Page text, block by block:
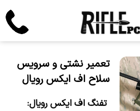
تعمیر نشتی و سرویس
سلاح اف ایکس رویال
تفنگ اف ایکس رویال: